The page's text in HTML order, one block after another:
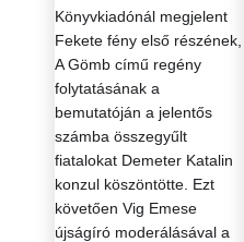
Könyvkiadónál megjelent
Fekete fény első részének,
A Gömb című regény
folytatásának a
bemutatóján a jelentős
számba összegyűlt
fiatalokat Demeter Katalin
konzul köszöntötte. Ezt
követően Vig Emese
újságíró moderálásával a